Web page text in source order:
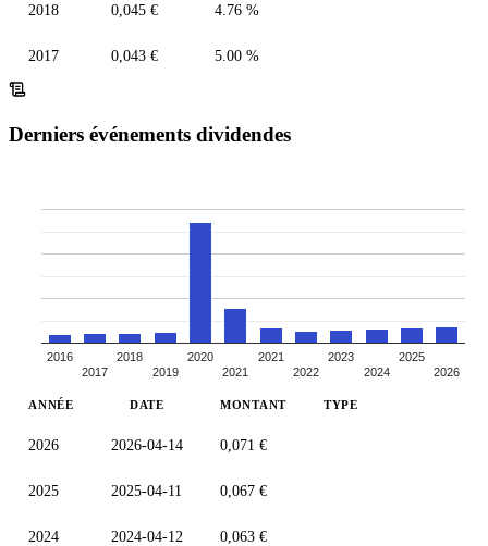
2018 0,045 € 4.76 %
2017 0,043 € 5.00 %
Derniers événements dividendes
2016
2017
2018
2019
2020
2021
2021
2022
2023
2024
2025
2026
ANNÉE DATE MONTANT TYPE
2026 2026-04-14 0,071 €
2025 2025-04-11 0,067 €
2024 2024-04-12 0,063 €